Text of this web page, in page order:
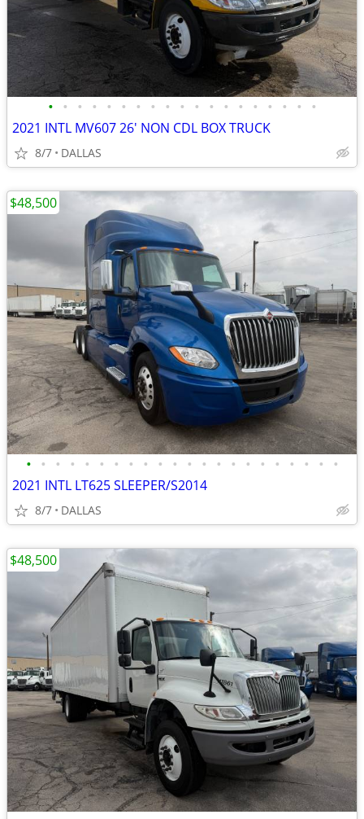
• • • • • • • • • • • • • • • • • • •
2021 INTL MV607 26' NON CDL BOX TRUCK
8/7 DALLAS
• • • • • • • • • • • • • • • • • • • • • •
2021 INTL LT625 SLEEPER/S2014
8/7 DALLAS
$48,500
$48,500